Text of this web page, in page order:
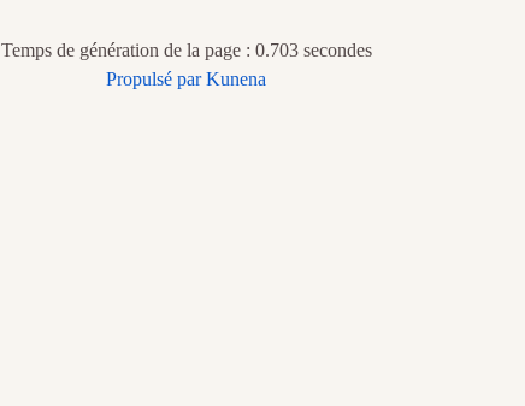
Temps de génération de la page : 0.703 secondes
Propulsé parKunena